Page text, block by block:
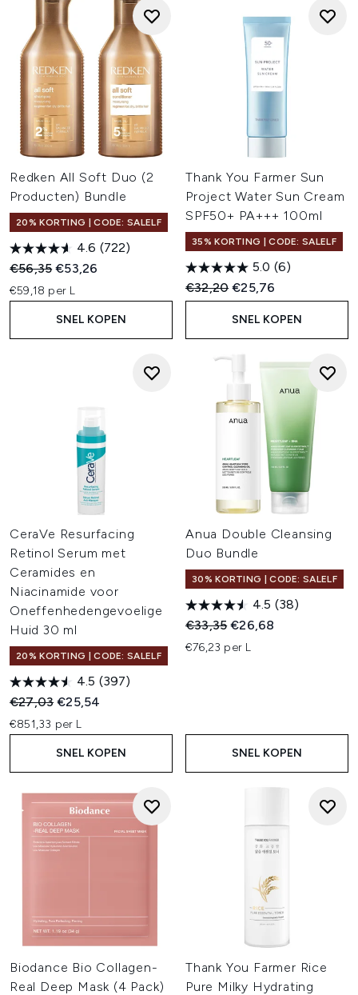
Redken All Soft Duo (2
Producten) Bundle
20% KORTING | CODE: SALELF
4.6 (722)
Recommended Retail Price:
€56,35Huidige prijs:
€53,26
€59,18 per L
SNEL KOPEN
Thank You Farmer Sun
Project Water Sun Cream
SPF50+ PA+++ 100ml
35% KORTING | CODE: SALELF
5.0 (6)
Recommended Retail Price:
€32,20Huidige prijs:
€25,76
SNEL KOPEN
CeraVe Resurfacing
Retinol Serum met
Ceramides en
Niacinamide voor
Oneffenhedengevoelige
Huid 30 ml
20% KORTING | CODE: SALELF
4.5 (397)
Recommended Retail Price:
€27,03Huidige prijs:
€25,54
€851,33 per L
SNEL KOPEN
Anua Double Cleansing
Duo Bundle
30% KORTING | CODE: SALELF
4.5 (38)
Recommended Retail Price:
€33,35Huidige prijs:
€26,68
€76,23 per L
SNEL KOPEN
Biodance Bio Collagen-
Real Deep Mask (4 Pack)
Thank You Farmer Rice
Pure Milky Hydrating